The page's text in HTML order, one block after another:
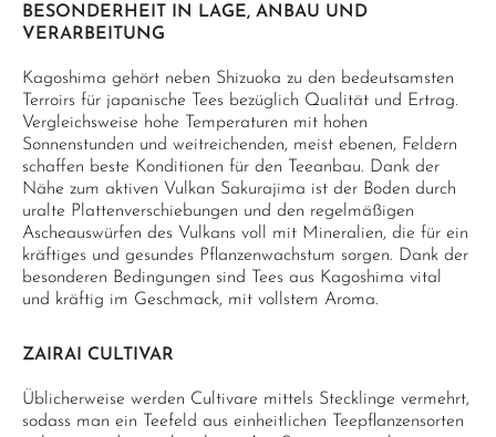
BESONDERHEIT IN LAGE, ANBAU UND
VERARBEITUNG
Kagoshima gehört neben Shizuoka zu den bedeutsamsten
Terroirs für japanische Tees bezüglich Qualität und Ertrag.
Vergleichsweise hohe Temperaturen mit hohen
Sonnenstunden und weitreichenden, meist ebenen, Feldern
schaffen beste Konditionen für den Teeanbau. Dank der
Nähe zum aktiven Vulkan Sakurajima ist der Boden durch
uralte Plattenverschiebungen und den regelmäßigen
Ascheauswürfen des Vulkans voll mit Mineralien, die für ein
kräftiges und gesundes Pflanzenwachstum sorgen. Dank der
besonderen Bedingungen sind Tees aus Kagoshima vital
und kräftig im Geschmack, mit vollstem Aroma.
ZAIRAI CULTIVAR
Üblicherweise werden Cultivare mittels Stecklinge vermehrt,
sodass man ein Teefeld aus einheitlichen Teepflanzensorten